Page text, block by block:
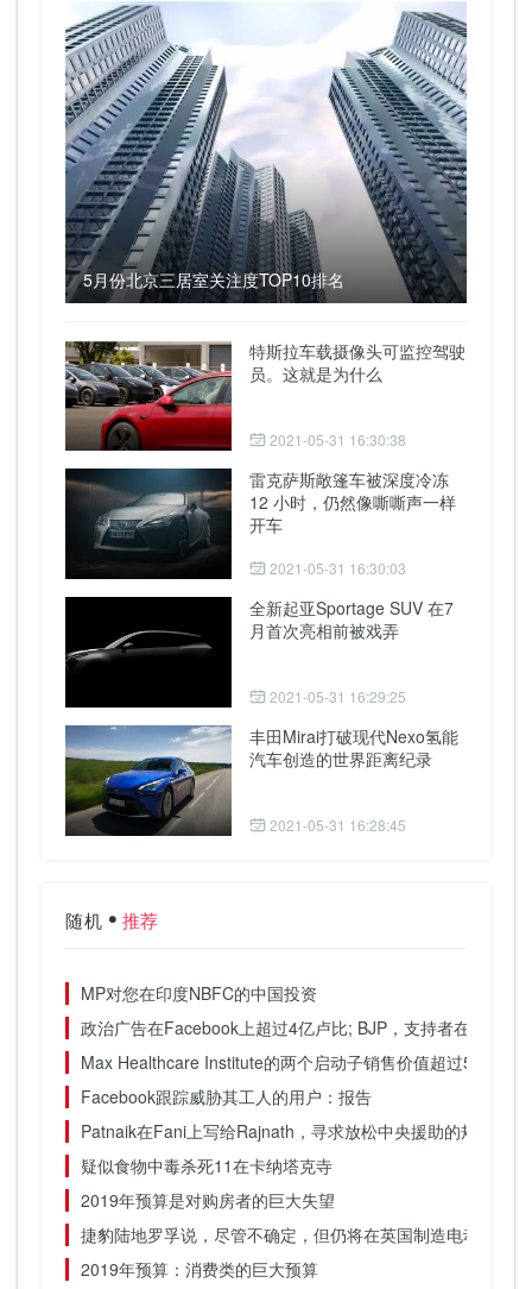
5月份北京三居室关注度TOP10排名
特斯拉车载摄像头可监控驾驶
员。这就是为什么
2021-05-31 16:30:38
雷克萨斯敞篷车被深度冷冻
12 小时，仍然像嘶嘶声一样
开车
2021-05-31 16:30:03
全新起亚Sportage SUV 在7
月首次亮相前被戏弄
2021-05-31 16:29:25
丰田Mirai打破现代Nexo氢能
汽车创造的世界距离纪录
2021-05-31 16:28:45
随机 推荐
MP对您在印度NBFC的中国投资
政治广告在Facebook上超过4亿卢比; BJP，支持者在别人之
Max Healthcare Institute的两个启动子销售价值超过515亿卢
Facebook跟踪威胁其工人的用户：报告
Patnaik在Fani上写给Rajnath，寻求放松中央援助的规范
疑似食物中毒杀死11在卡纳塔克寺
2019年预算是对购房者的巨大失望
捷豹陆地罗孚说，尽管不确定，但仍将在英国制造电动汽车
2019年预算：消费类的巨大预算